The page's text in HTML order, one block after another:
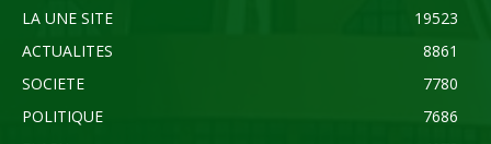
LA UNE SITE
19523
ACTUALITES
8861
SOCIETE
7780
POLITIQUE
7686